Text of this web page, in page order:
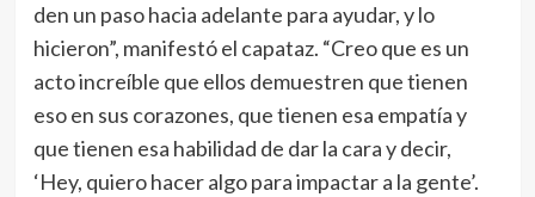
den un paso hacia adelante para ayudar, y lo
hicieron”, manifestó el capataz. “Creo que es un
acto increíble que ellos demuestren que tienen
eso en sus corazones, que tienen esa empatía y
que tienen esa habilidad de dar la cara y decir,
‘Hey, quiero hacer algo para impactar a la gente’.